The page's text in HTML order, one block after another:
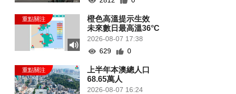
橙色高溫提示生效
未來數日最高溫36°C
2026-08-07 17:38
629
0
上半年本澳總人口
68.65萬人
2026-08-07 16:24